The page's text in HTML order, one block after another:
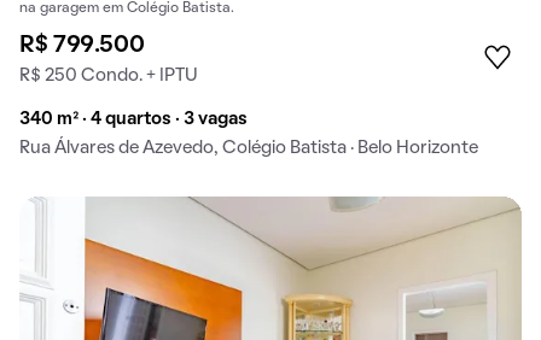
na garagem em Colégio Batista.
R$ 799.500
R$ 250 Condo. + IPTU
340 m² · 4 quartos · 3 vagas
Rua Álvares de Azevedo, Colégio Batista · Belo Horizonte